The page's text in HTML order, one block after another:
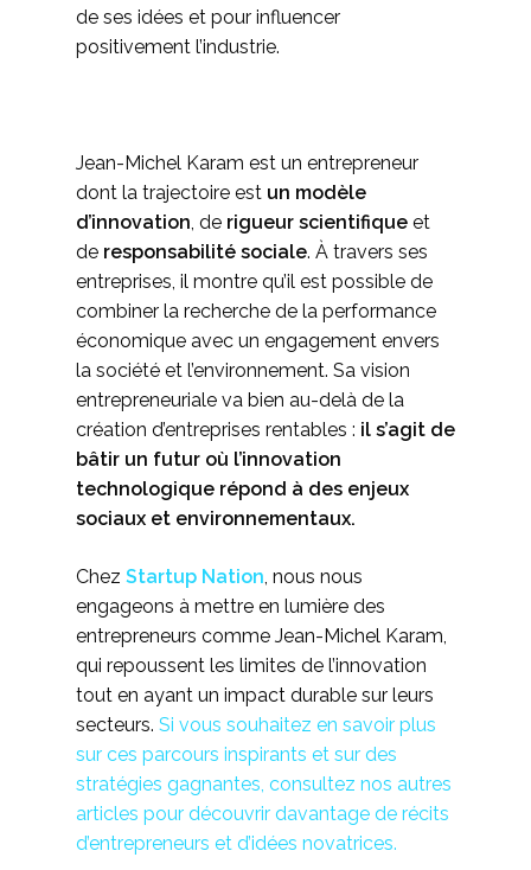
de ses idées et pour influencer
positivement l’industrie.
Jean-Michel Karam est un entrepreneur
dont la trajectoire est un modèle
d’innovation , de rigueur scientifique et
de responsabilité sociale. À travers ses
entreprises, il montre qu’il est possible de
combiner la recherche de la performance
économique avec un engagement envers
la société et l’environnement. Sa vision
entrepreneuriale va bien au-delà de la
création d’entreprises rentables : il s’agit de
bâtir un futur où l’innovation
technologique répond à des enjeux
sociaux et environnementaux.
Chez Startup Nation , nous nous
engageons à mettre en lumière des
entrepreneurs comme Jean-Michel Karam,
qui repoussent les limites de l’innovation
tout en ayant un impact durable sur leurs
secteurs. Si vous souhaitez en savoir plus
sur ces parcours inspirants et sur des
stratégies gagnantes, consultez nos autres
articles pour découvrir davantage de récits
d’entrepreneurs et d’idées novatrices.